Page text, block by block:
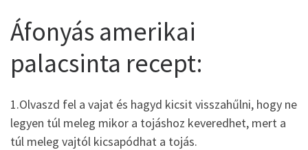
Áfonyás amerikai
palacsinta recept:
1.Olvaszd fel a vajat és hagyd kicsit visszahűlni, hogy ne
legyen túl meleg mikor a tojáshoz keveredhet, mert a
túl meleg vajtól kicsapódhat a tojás.